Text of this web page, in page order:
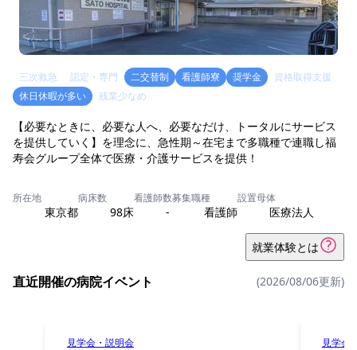
三次救急 認定・専門 二交替制 看護師寮 奨学金
資格取得支援
休日休暇が多い
残業少なめ
【必要なときに、必要な人へ、必要なだけ、トータルにサービス
を提供していく】を理念に、急性期～在宅まで多職種で連職し福
寿会グループ全体で医療・介護サービスを提供！
所在地
東京都
病床数
98床
看護師数
-
募集職種
看護師
設置母体
医療法人
就業体験とは
直近開催の病院イベント (2026/08/06更新)
見学会・説明会 見学会